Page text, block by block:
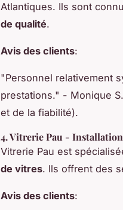
Atlantiques. Ils sont
de qualité.
Avis des clients:
"Personnel relativement
prestations." - Monique
et de la fiabilité).
4.Vitrerie Pau -
Vitrerie Pau est
de vitres. Ils offrent des
Avis des clients: